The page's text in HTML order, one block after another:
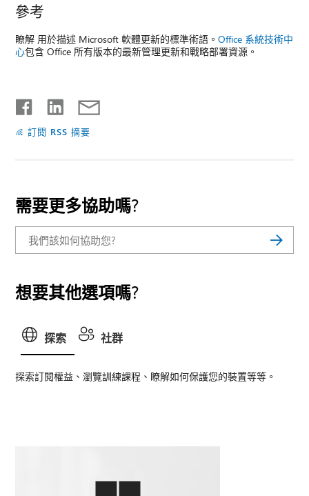
參考
瞭解 用於描述 Microsoft 軟體更新的標準術語。Office 系統技術中
心包含 Office 所有版本的最新管理更新和戰略部署資源。
訂閱 RSS 摘要
需要更多協助嗎?
想要其他選項嗎?
探索 社群
探索訂閱權益、瀏覽訓練課程、瞭解如何保護您的裝置等等。